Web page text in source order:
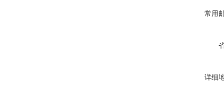
常用
详细